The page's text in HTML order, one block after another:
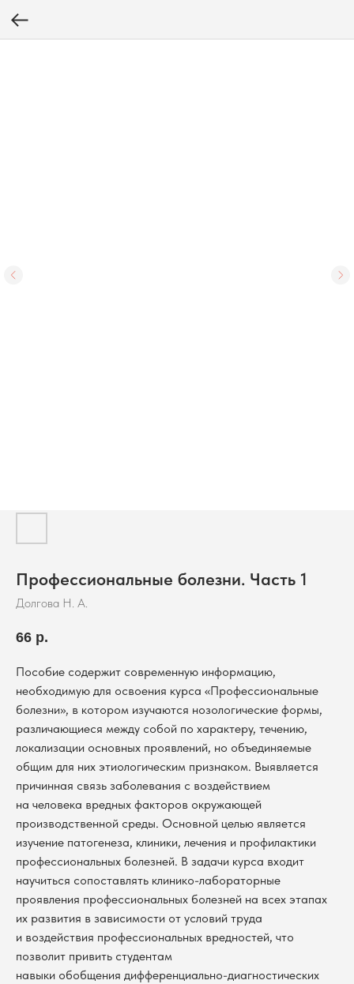
Профессиональные болезни. Часть 1
Долгова Н. А.
66 р.
Пособие содержит современную информацию,
необходимую для освоения курса «Профессиональные
болезни», в котором изучаются нозологические формы,
различающиеся между собой по характеру, течению,
локализации основных проявлений, но объединяемые
общим для них этиологическим признаком. Выявляется
причинная связь заболевания с воздействием
на человека вредных факторов окружающей
производственной среды. Основной целью является
изучение патогенеза, клиники, лечения и профилактики
профессиональных болезней. В задачи курса входит
научиться сопоставлять клинико-лабораторные
проявления профессиональных болезней на всех этапах
их развития в зависимости от условий труда
и воздействия профессиональных вредностей, что
позволит привить студентам
навыки обобщения дифференциально-диагностических